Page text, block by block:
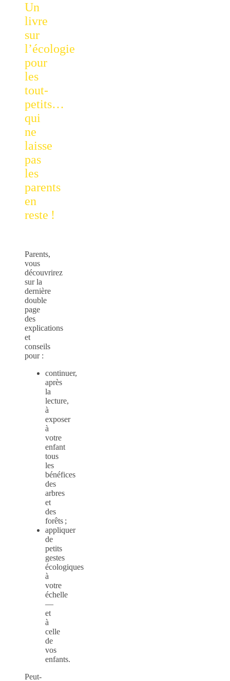
Un
livre
sur
l’écologie
pour
les
tout-
petits…
qui
ne
laisse
pas
les
parents
en
reste !
Parents,
vous
découvrirez
sur la
dernière
double
page
des
explications
et
conseils
pour :
continuer,
après
la
lecture,
à
exposer
à
votre
enfant
tous
les
bénéfices
des
arbres
et
des
forêts ;
appliquer
de
petits
gestes
écologiques
à
votre
échelle
—
et
à
celle
de
vos
enfants.
Peut-